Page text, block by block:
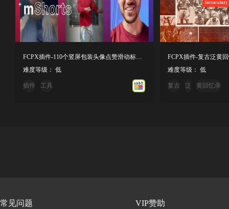
FCPX插件-110个竖屏包装头像点赞滑动标题介绍图形元素包装动画 mShorts
难度等级： 低
插件 工具
FCPX插件-复古泛黄
难度等级： 低
复古 泛 黄回忆录
常见问题 VIP赞助